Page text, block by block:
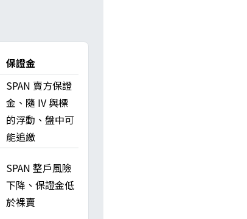
保證金
SPAN 賣方保證
金、隨 IV 與標
的浮動、盤中可
能追繳
SPAN 整戶風險
下降、保證金低
於裸賣